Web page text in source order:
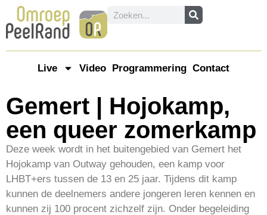
Live Video Programmering Contact
Gemert | Hojokamp,
een queer zomerkamp
Deze week wordt in het buitengebied van Gemert het
Hojokamp van Outway gehouden, een kamp voor
LHBT+ers tussen de 13 en 25 jaar. Tijdens dit kamp
kunnen de deelnemers andere jongeren leren kennen en
kunnen zij 100 procent zichzelf zijn. Onder begeleiding